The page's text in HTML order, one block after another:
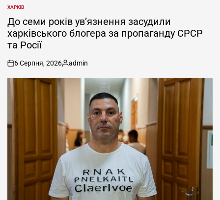
ОПУБЛІКУВАТИ
У
ХАРКІВ
До семи років ув’язнення засудили
харківського блогера за пропаганду СРСР
та Росії
on
6 Серпня, 2026
Опубліковано
admin